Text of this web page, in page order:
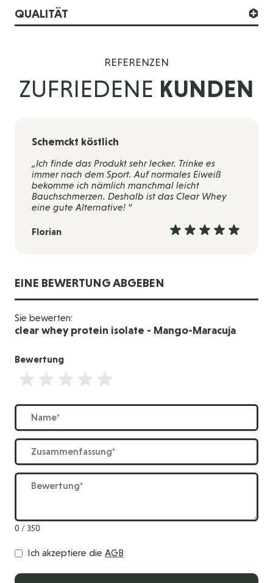
QUALITÄT
REFERENZEN
ZUFRIEDENE KUNDEN
Schemckt köstlich
„Ich finde das Produkt sehr lecker. Trinke es
immer nach dem Sport. Auf normales Eiweiß
bekomme ich nämlich manchmal leicht
Bauchschmerzen. Deshalb ist das Clear Whey
eine gute Alternative! “
Florian
EINE BEWERTUNG ABGEBEN
Sie bewerten:
clear whey protein isolate - Mango-Maracuja
Bewertung
Bewertung
Name
Zusammenfassung
Bewertung
0 / 350
Ich akzeptiere die AGB